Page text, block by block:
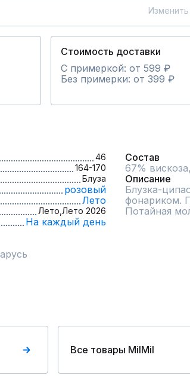
Стоимость доставки
С примеркой: от 599 ₽
Без примерки: от 399 ₽
46
164-170
Блуза
розовый
Лето
Лето, Лето 2026
На каждый день
Состав
67%
Описание
Блузка-
фонариком.
Потайная
Все товары MilMil